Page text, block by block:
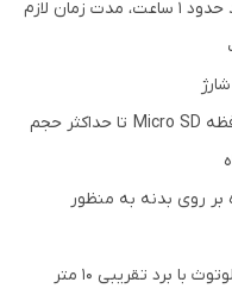
مدت زمان نگهداری شارژ با ولوم 75 درصد حدود 1 ساعت، مدت زمان لازم
پشتیبانی از فلش مموری USB و کارت حافظه Micro SD تا حداکثر حجم
بر روی بدنه به منظور
برد تقریبی 10 متر